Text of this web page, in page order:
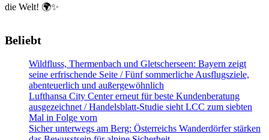
die Welt! 🌍✨
Beliebt
Wildfluss, Thermenbach und Gletscherseen: Bayern zeigt
seine erfrischende Seite / Fünf sommerliche Ausflugsziele,
abenteuerlich und außergewöhnlich
Lufthansa City Center erneut für beste Kundenberatung
ausgezeichnet / Handelsblatt-Studie sieht LCC zum siebten
Mal in Folge vorn
Sicher unterwegs am Berg: Österreichs Wanderdörfer stärken